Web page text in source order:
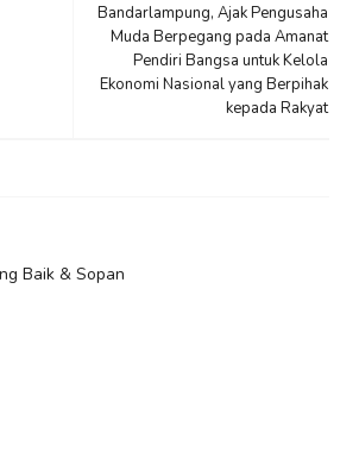
Bandarlampung, Ajak Pengusaha
Muda Berpegang pada Amanat
Pendiri Bangsa untuk Kelola
Ekonomi Nasional yang Berpihak
kepada Rakyat
Baik & Sopan